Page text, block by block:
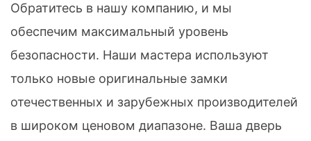
Обратитесь в нашу компанию, и мы
обеспечим максимальный уровень
безопасности. Наши мастера используют
только новые оригинальные замки
отечественных и зарубежных производителей
в широком ценовом диапазоне. Ваша дверь